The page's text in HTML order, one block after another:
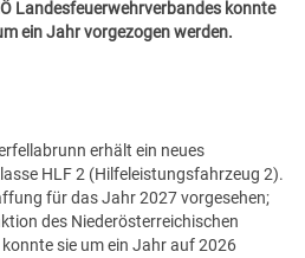
Landesfeuerwehrverbandes konnte
ein Jahr vorgezogen werden.
erhält ein neues
HLF 2 (Hilfeleistungsfahrzeug 2).
für das Jahr 2027 vorgesehen;
des Niederösterreichischen
sie um ein Jahr auf 2026